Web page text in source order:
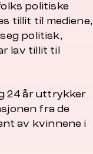
politiske
tillit til mediene,
politisk,
lav tillit til
24 år uttrykker
fra de
av kvinnene i